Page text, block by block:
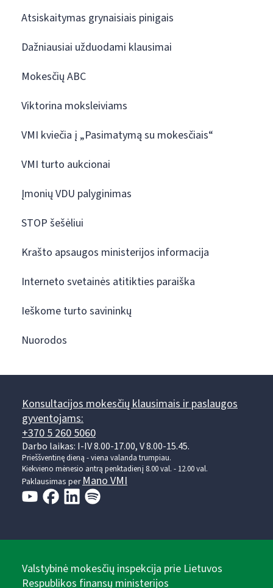
Atsiskaitymas grynaisiais pinigais
Dažniausiai užduodami klausimai
Mokesčių ABC
Viktorina moksleiviams
VMI kviečia į „Pasimatymą su mokesčiais“
VMI turto aukcionai
Įmonių VDU palyginimas
STOP šešėliui
Krašto apsaugos ministerijos informacija
Interneto svetainės atitikties paraiška
Ieškome turto savininkų
Nuorodos
Konsultacijos mokesčių klausimais ir paslaugos
gyventojams:
+370 5 260 5060
Darbo laikas: I-IV 8.00-17.00, V 8.00-15.45.
Prieššventinę dieną - viena valanda trumpiau.
Kiekvieno mėnesio antrą penktadienį 8.00 val. - 12.00 val.
Paklausimas perMano VMI
Valstybinė mokesčių inspekcija prie Lietuvos
Respublikos finansų ministerijos